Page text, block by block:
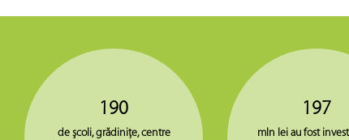
190
de şcoli, grădiniţe, centre
197
mln lei au fost